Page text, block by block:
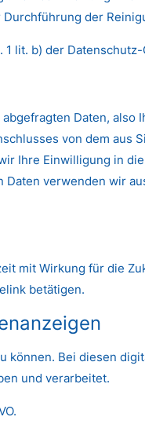
der
lit. b) der Datenschutz-
Daten, also
von dem aus
Ihre Einwilligung in
verwenden wir
mit Wirkung für die
betätigen.
Bei diesen
und verarbeitet.